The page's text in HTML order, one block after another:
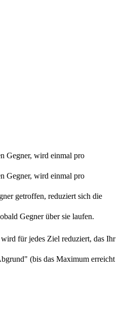
Gegner, wird einmal pro
Gegner, wird einmal pro
getroffen, reduziert sich die
Gegner über sie laufen.
für jedes Ziel reduziert, das Ihr
(bis das Maximum erreicht